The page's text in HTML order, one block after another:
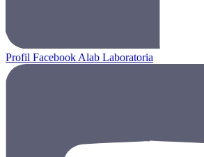
Profil Facebook Alab Laboratoria